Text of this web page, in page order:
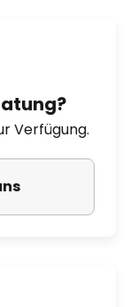
Verfügung.